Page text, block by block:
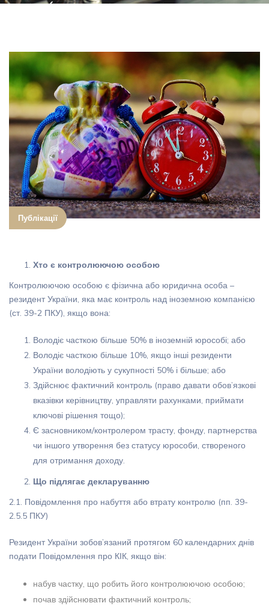
(актуально на
Головна
Публікації
КІК в Україні: хто зобов’язаний декларувати, строки,
обов’язки, штрафи, строки давності (актуально на 202
5 рік)
Публікації
Хто є контролюючою особою
Контролюючою особою є фізична або юридична особа –
резидент України, яка має контроль над іноземною компанією
(ст. 39-2 ПКУ), якщо вона:
Володіє часткою більше 50% в іноземній юрособі; або
Володіє часткою більше 10%, якщо інші резиденти
України володіють у сукупності 50% і більше; або
Здійснює фактичний контроль (право давати обов’язкові
вказівки керівництву, управляти рахунками, приймати
ключові рішення тощо);
Є засновником/контролером трасту, фонду, партнерства
чи іншого утворення без статусу юрособи, створеного
для отримання доходу.
Що підлягає декларуванню
2.1. Повідомлення про набуття або втрату контролю (пп. 39-
2.5.5 ПКУ)
Резидент України зобов’язаний протягом 60 календарних днів
подати Повідомлення про КІК, якщо він:
набув частку, що робить його контролюючою особою;
почав здійснювати фактичний контроль;